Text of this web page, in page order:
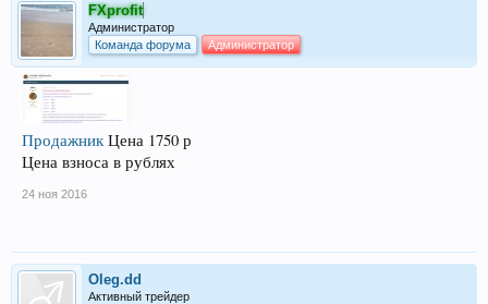
FXprofit
Администратор
Команда форума
Администратор
ПродажникЦена 1750 р
Цена взноса в рублях
24 ноя 2016
Oleg.dd
Активный трейдер